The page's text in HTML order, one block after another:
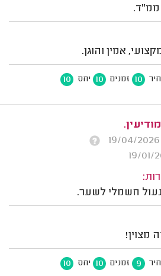
ממ"ד.
אמין והוגן.
10 זמנים 10 יחס 10
חשמלי לשער.
מצוין!
9 זמנים 10 יחס 10